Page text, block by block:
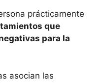
prácticamente
que
para la
asocian las